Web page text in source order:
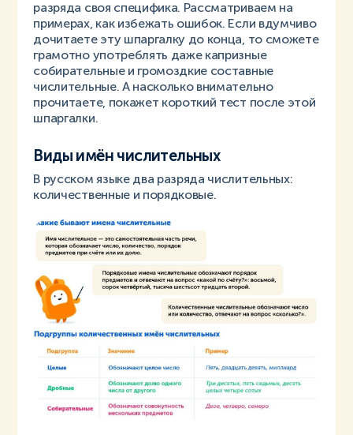
разряда своя специфика. Рассматриваем на
примерах, как избежать ошибок. Если вдумчиво
дочитаете эту шпаргалку до конца, то сможете
грамотно употреблять даже капризные
собирательные и громоздкие составные
числительные. А насколько внимательно
прочитаете, покажет короткий тест после этой
шпаргалки.
Виды имён числительных
В русском языке два разряда числительных:
количественные и порядковые.